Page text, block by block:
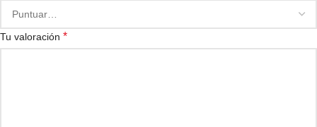
Tu valoración *